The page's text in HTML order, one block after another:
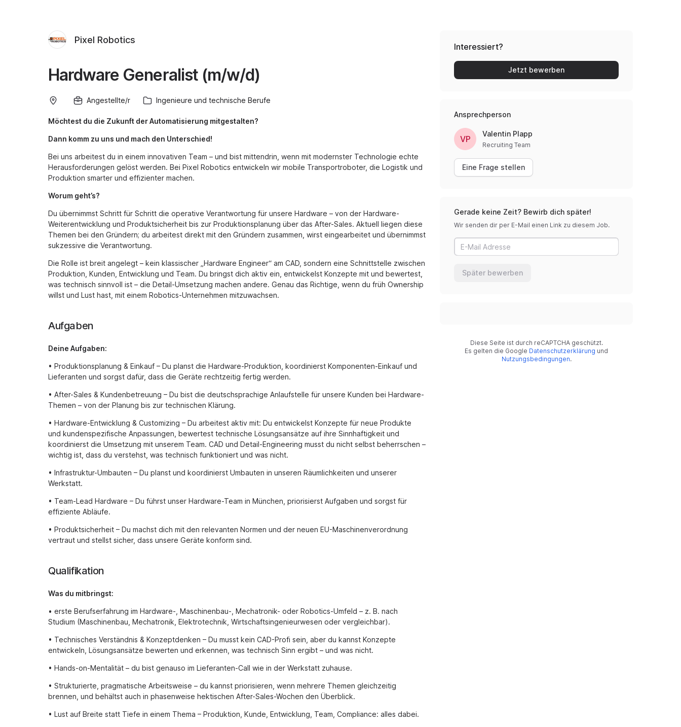
Pixel Robotics
Hardware Generalist (m/w/d)
Angestellte/r Ingenieure und technische Berufe
Möchtest du die Zukunft der Automatisierung mitgestalten?
Dann komm zu uns und mach den Unterschied!
Bei uns arbeitest du in einem innovativen Team – und bist mittendrin, wenn mit modernster Technologie echte
Herausforderungen gelöst werden. Bei Pixel Robotics entwickeln wir mobile Transportroboter, die Logistik und
Produktion smarter und effizienter machen.
Worum geht’s?
Du übernimmst Schritt für Schritt die operative Verantwortung für unsere Hardware – von der Hardware-
Weiterentwicklung und Produktsicherheit bis zur Produktionsplanung über das After-Sales. Aktuell liegen diese
Themen bei den Gründern; du arbeitest direkt mit den Gründern zusammen, wirst eingearbeitet und übernimmst
sukzessive die Verantwortung.
Die Rolle ist breit angelegt – kein klassischer „Hardware Engineer“ am CAD, sondern eine Schnittstelle zwischen
Produktion, Kunden, Entwicklung und Team. Du bringst dich aktiv ein, entwickelst Konzepte mit und bewertest,
was technisch sinnvoll ist – die Detail-Umsetzung machen andere. Genau das Richtige, wenn du früh Ownership
willst und Lust hast, mit einem Robotics-Unternehmen mitzuwachsen.
Aufgaben
Deine Aufgaben:
• Produktionsplanung & Einkauf – Du planst die Hardware-Produktion, koordinierst Komponenten-Einkauf und
Lieferanten und sorgst dafür, dass die Geräte rechtzeitig fertig werden.
• After-Sales & Kundenbetreuung – Du bist die deutschsprachige Anlaufstelle für unsere Kunden bei Hardware-
Themen – von der Planung bis zur technischen Klärung.
• Hardware-Entwicklung & Customizing – Du arbeitest aktiv mit: Du entwickelst Konzepte für neue Produkte
und kundenspezifische Anpassungen, bewertest technische Lösungsansätze auf ihre Sinnhaftigkeit und
koordinierst die Umsetzung mit unserem Team. CAD und Detail-Engineering musst du nicht selbst beherrschen –
wichtig ist, dass du verstehst, was technisch funktioniert und was nicht.
• Infrastruktur-Umbauten – Du planst und koordinierst Umbauten in unseren Räumlichkeiten und unserer
Werkstatt.
• Team-Lead Hardware – Du führst unser Hardware-Team in München, priorisierst Aufgaben und sorgst für
effiziente Abläufe.
• Produktsicherheit – Du machst dich mit den relevanten Normen und der neuen EU-Maschinenverordnung
vertraut und stellst sicher, dass unsere Geräte konform sind.
Qualifikation
Was du mitbringst:
• erste Berufserfahrung im Hardware-, Maschinenbau-, Mechatronik- oder Robotics-Umfeld – z. B. nach
Studium (Maschinenbau, Mechatronik, Elektrotechnik, Wirtschaftsingenieurwesen oder vergleichbar).
• Technisches Verständnis & Konzeptdenken – Du musst kein CAD-Profi sein, aber du kannst Konzepte
entwickeln, Lösungsansätze bewerten und erkennen, was technisch Sinn ergibt – und was nicht.
• Hands-on-Mentalität – du bist genauso im Lieferanten-Call wie in der Werkstatt zuhause.
• Strukturierte, pragmatische Arbeitsweise – du kannst priorisieren, wenn mehrere Themen gleichzeitig
brennen, und behältst auch in phasenweise hektischen After-Sales-Wochen den Überblick.
• Lust auf Breite statt Tiefe in einem Thema – Produktion, Kunde, Entwicklung, Team, Compliance: alles dabei.
Interessiert?
Jetzt bewerben
Ansprechperson
VP
Valentin Plapp
Recruiting Team
Eine Frage stellen
Gerade keine Zeit? Bewirb dich später!
Wir senden dir per E-Mail einen Link zu diesem Job.
Später bewerben
Diese Seite ist durch reCAPTCHA geschützt.
Es gelten die Google Datenschutzerklärung und
Nutzungsbedingungen.